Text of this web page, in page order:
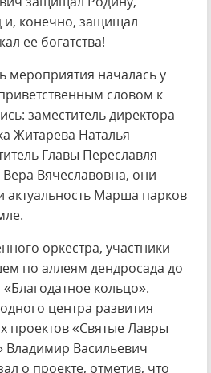
конечно, защищал
ее богатства!
мероприятия началась у
словом к
заместитель директора
Житарева Наталья
Главы Переславля-
Вячеславовна, они
актуальность Марша парков
оркестра, участники
по аллеям дендросада до
кольцо».
центра развития
проектов «Святые Лавры
Владимир Васильевич
о проекте, отметив, что